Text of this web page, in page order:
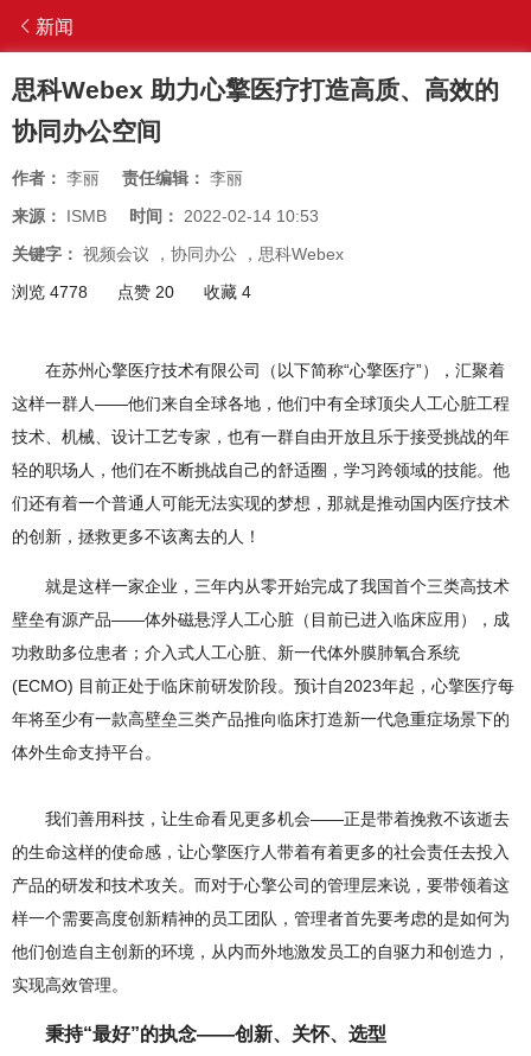
新闻
思科Webex 助力心擎医疗打造高质、高效的
协同办公空间
作者： 李丽 责任编辑： 李丽
来源： ISMB 时间： 2022-02-14 10:53
关键字： 视频会议 ， 协同办公 ， 思科Webex
浏览 4778
点赞 20 收藏 4
在苏州心擎医疗技术有限公司（以下简称“心擎医疗”），汇聚着
这样一群人——他们来自全球各地，他们中有全球顶尖人工心脏工程
技术、机械、设计工艺专家，也有一群自由开放且乐于接受挑战的年
轻的职场人，他们在不断挑战自己的舒适圈，学习跨领域的技能。他
们还有着一个普通人可能无法实现的梦想，那就是推动国内医疗技术
的创新，拯救更多不该离去的人！
就是这样一家企业，三年内从零开始完成了我国首个三类高技术
壁垒有源产品——体外磁悬浮人工心脏（目前已进入临床应用），成
功救助多位患者；介入式人工心脏、新一代体外膜肺氧合系统
(ECMO) 目前正处于临床前研发阶段。预计自2023年起，心擎医疗每
年将至少有一款高壁垒三类产品推向临床打造新一代急重症场景下的
体外生命支持平台。
我们善用科技，让生命看见更多机会——正是带着挽救不该逝去
的生命这样的使命感，让心擎医疗人带着有着更多的社会责任去投入
产品的研发和技术攻关。而对于心擎公司的管理层来说，要带领着这
样一个需要高度创新精神的员工团队，管理者首先要考虑的是如何为
他们创造自主创新的环境，从内而外地激发员工的自驱力和创造力，
实现高效管理。
秉持“最好”的执念——创新、关怀、选型